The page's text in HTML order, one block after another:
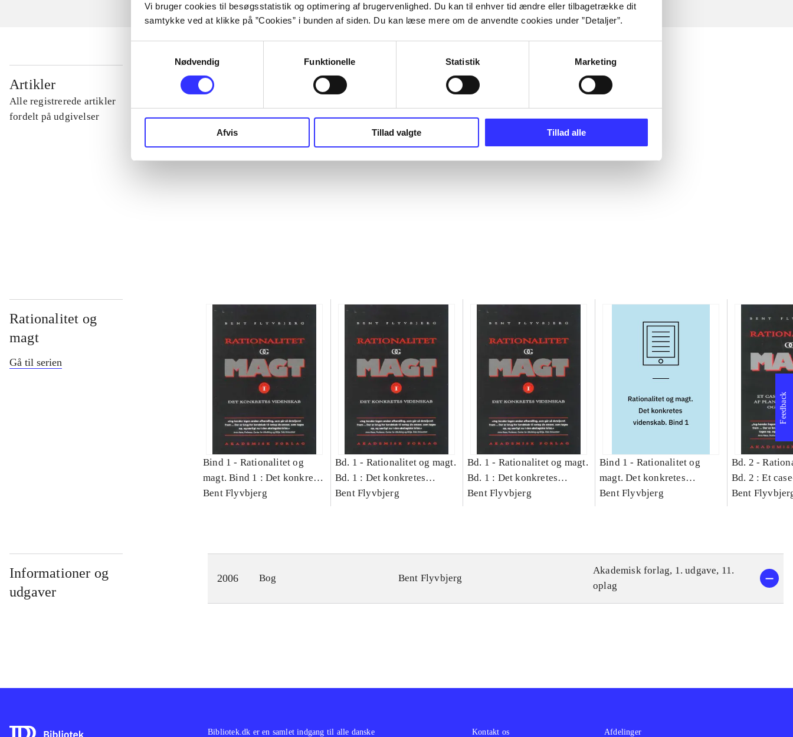
Vi bruger cookies til besøgsstatistik og optimering af brugervenlighed. Du kan til enhver tid ændre eller tilbagetrække dit
samtykke ved at klikke på ”Cookies” i bunden af siden. Du kan læse mere om de anvendte cookies under ”Detaljer”.
Nødvendig
Funktionelle Statistik Marketing
Afvis Tillad valgte Tillad alle
Artikler
Alle registrerede artikler
fordelt på udgivelser
...
Rationalitet og
magt
Gå til serien
Bind 1 - Rationalitet og
magt. Bind 1 : Det konkretes
videnskab
Bent Flyvbjerg
Bd. 1 - Rationalitet og magt.
Bd. 1 : Det konkretes
videnskab
Bent Flyvbjerg
Bd. 1 - Rationalitet og magt.
Bd. 1 : Det konkretes
videnskab
Bent Flyvbjerg
Bind 1 - Rationalitet og
magt. Det konkretes
videnskab. Bind 1
Bent Flyvbjerg
Bd. 2 -
Bd. 2 : Et
studie af
Bent
Informationer og
udgaver
2006 Bog Bent Flyvbjerg
Akademisk forlag, 1. udgave, 11.
oplag
Feedback
Bibliotek.dk er en samlet indgang til alle danske Kontakt os Afdelinger